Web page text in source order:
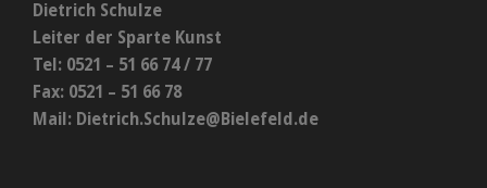
Dietrich Schulze
Leiter der Sparte Kunst
Tel: 0521 – 51 66 74 / 77
Fax: 0521 – 51 66 78
Mail: Dietrich.Schulze@Bielefeld.de